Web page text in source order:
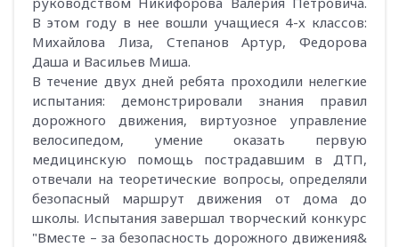
В этом году в нее вошли учащиеся 4-х классов:
Михайлова Лиза, Степанов Артур, Федорова
Даша и Васильев Миша.
В течение двух дней ребята проходили нелегкие
испытания: демонстрировали знания правил
дорожного движения, виртуозное управление
велосипедом, умение оказать первую
медицинскую помощь пострадавшим в ДТП,
отвечали на теоретические вопросы, определяли
безопасный маршрут движения от дома до
школы. Испытания завершал творческий конкурс
"Вместе – за безопасность дорожного движения&